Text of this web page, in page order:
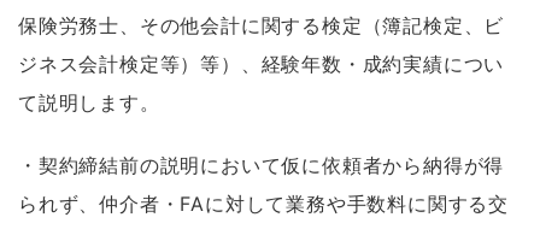
保険労務士、その他会計に関する検定（簿記検定、ビ
ジネス会計検定等）等）、経験年数・成約実績につい
て説明します。
・契約締結前の説明において仮に依頼者から納得が得
られず、仲介者・FAに対して業務や手数料に関する交